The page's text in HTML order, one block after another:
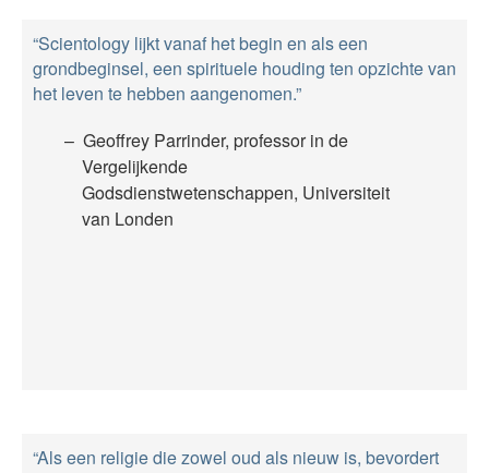
“Scientology lijkt vanaf het begin en als een
grondbeginsel, een spirituele houding ten opzichte van
het leven te hebben aangenomen.”
Geoffrey Parrinder, professor in de
Vergelijkende
Godsdienstwetenschappen, Universiteit
van Londen
“Als een religie die zowel oud als nieuw is, bevordert